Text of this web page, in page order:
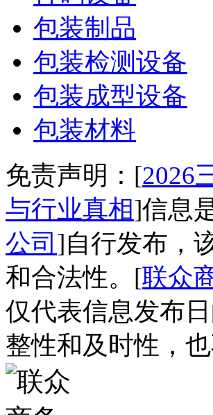
包装制品
包装检测设备
包装成型设备
包装材料
免责声明：[2026
与行业真相]信息
公司 ]自行发布，
和合法性。[联众
仅代表信息发布
整性和及时性，